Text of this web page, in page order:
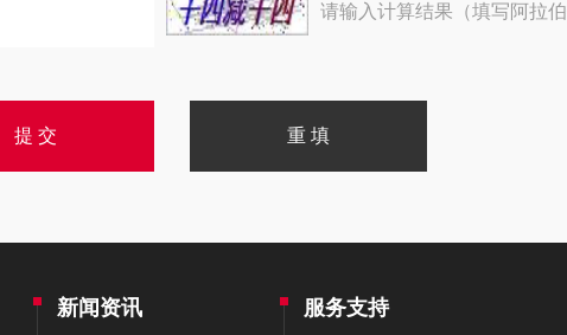
请输入计算结果（填写阿拉
新闻资讯 服务支持